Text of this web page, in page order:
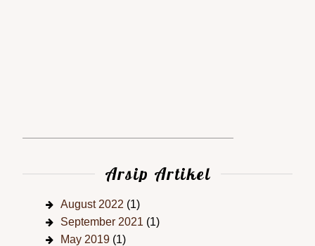
Arsip Artikel
August 2022 (1)
September 2021 (1)
May 2019 (1)